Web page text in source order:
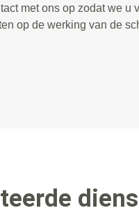
met ons op zodat we u
op de werking van de